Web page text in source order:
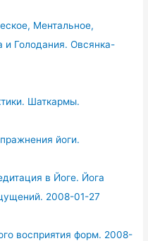
Ментальное,
и Голодания. Овсянка-
Шаткармы.
йоги.
в Йоге. Йога
2008-01-27
восприятия форм. 2008-